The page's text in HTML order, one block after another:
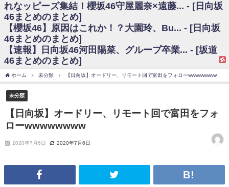
乃木坂46アンテナ / 【櫻坂46】ミーグリで喧嘩！？山下瞳月、これはマジ
ギレしてる
乃木坂あんてな ～乃木坂46・欅坂46・日向坂46のニュース・情報・話題
をピックアップ / れなッピーズ集結！櫻坂46守屋麗奈×遠藤理子、8/6「ラヴィ
ット！」水曜スタジオ出演決定
日向坂46まとめのまとめ / 【日向坂46】富田鈴花、次の事務所が決まって
そう！？
日向坂46まとめのまとめ / 【日向坂46】富田鈴花、次の事務所が決まって
そう！？
ハ！』ミーグリ日程がこちら
乃木坂あんてな ～乃木坂46・欅坂46・日向坂46のニュース・情報・話題
をピックアップ / 日向坂46卒業後初共演！佐々木久美さん、師匠オードリー若
林さんと再会した結果･･･【激レアさんを連れてきた。】
欅坂46/日向坂46まとめのまとめ / 『anan』の表紙の櫻坂46さん、多様性
の時代だと話題に
wwwwwwwwwwww
日向坂46まとめのまとめ / 筒井あやめ、アレをチラリ。こういう偶然の方
れなッピーズ集結！櫻坂46守屋麗奈×遠藤... - [日向坂
46まとめのまとめ]
【櫻坂46】原因はこれか！？大園玲、Bu... - [日向坂
46まとめのまとめ]
【速報】日向坂46河田陽菜、グループ卒業... - [坂道
46まとめのまとめ]
ホーム 未分類 【日向坂】オードリー、リモート回で富田をフォローwwwwwwww
未分類
【日向坂】オードリー、リモート回で富田をフォ
ローwwwwwwww
2020年7月6日 2020年7月6日